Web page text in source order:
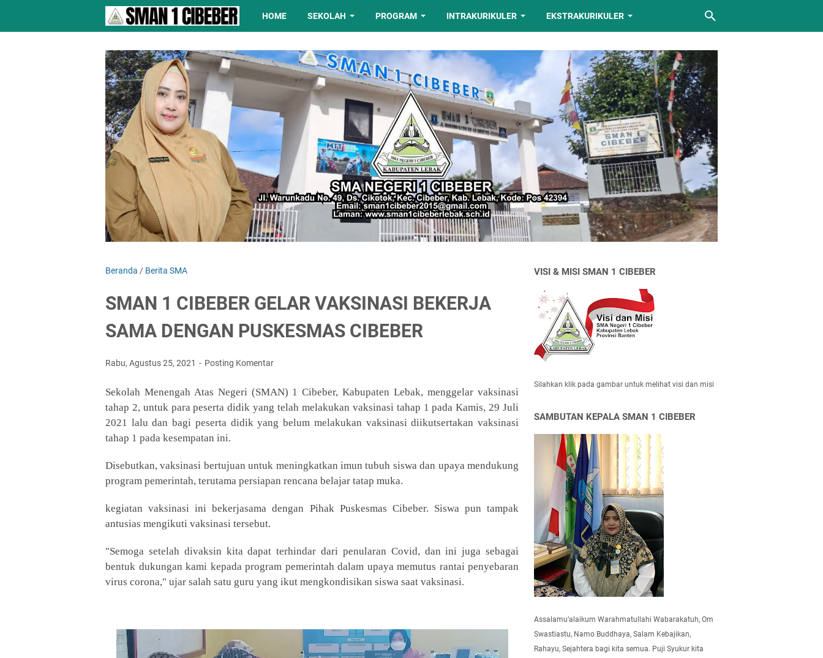
HOME SEKOLAH PROGRAM INTRAKURIKULER EKSTRAKURIKULER
Beranda / Berita SMA
SMAN 1 CIBEBER GELAR VAKSINASI BEKERJA
SAMA DENGAN PUSKESMAS CIBEBER
Rabu, Agustus 25, 2021 Posting Komentar
Sekolah Menengah Atas Negeri (SMAN) 1 Cibeber, Kabupaten Lebak, menggelar vaksinasi
tahap 2, untuk para peserta didik yang telah melakukan vaksinasi tahap 1 padaKamis, 29 Juli
2021 lalu dan bagi peserta didik yang belum melakukan vaksinasi diikutsertakan vaksinasi
tahap 1 pada kesempatan ini.
Disebutkan, vaksinasi bertujuan untuk meningkatkan imun tubuh siswa dan upaya mendukung
program pemerintah, terutama persiapan rencana belajar tatap muka.
kegiatan vaksinasi ini bekerjasama dengan Pihak Puskesmas Cibeber. Siswa pun tampak
antusias mengikuti vaksinasi tersebut.
"Semoga setelah divaksin kita dapat terhindar dari penularan Covid, dan ini juga sebagai
bentuk dukungan kami kepada program pemerintah dalam upaya memutus rantai penyebaran
virus corona," ujar salah satu guru yang ikut mengkondisikan siswa saat vaksinasi.
VISI & MISI SMAN 1 CIBEBER
Silahkan klik pada gambar untuk melihat visi dan misi
SAMBUTAN KEPALA SMAN 1 CIBEBER
Assalamu’alaikum Warahmatullahi Wabarakatuh, Om
Swastiastu, Namo Buddhaya, Salam Kebajikan,
Rahayu, Sejahtera bagi kita semua. Puji Syukur kita